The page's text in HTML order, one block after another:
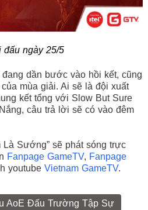
đấu ngày 25/5
dần bước vào hồi kết, cũng
mùa giải. Ai sẽ là đội xuất
kết tổng với Slow But Sure
câu trả lời sẽ có vào đêm
Là Sướng” sẽ phát sóng trực
Fanpage GameTV, Fanpage
youtube Vietnam GameTV.
AoE Đấu Trường Tập Sự